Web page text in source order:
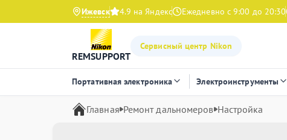
Ижевск 4.9 на Яндекс Ежедневно с 9:00 до 20:30
REMSUPPORT
Сервисный центр Nikon
Портативная электроника Электроинструменты
Главная Ремонт дальномеров Настройка